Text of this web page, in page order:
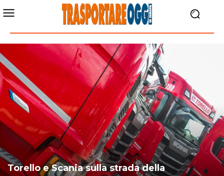
Torello e Scania sulla strada della